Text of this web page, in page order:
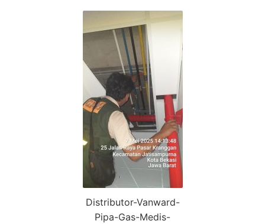
Distributor-Vanward-
Pipa-Gas-Medis-